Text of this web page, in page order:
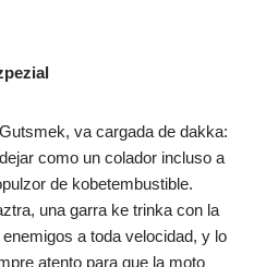
va cargada de dakka:
como un colador incluso a
de kobetembustible.
una garra ke trinka con la
a toda velocidad, y lo
atento para que la moto